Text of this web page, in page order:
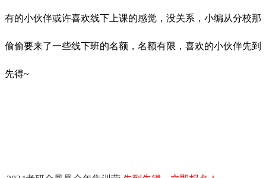
有的小伙伴或许喜欢线下上课的感觉，没关系，小编从分校那
偷偷要来了一些线下班的名额，名额有限，喜欢的小伙伴先到
先得~